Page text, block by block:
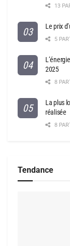
13
Le prix
5
2025
8
La plus
réalisée
8
Tendance